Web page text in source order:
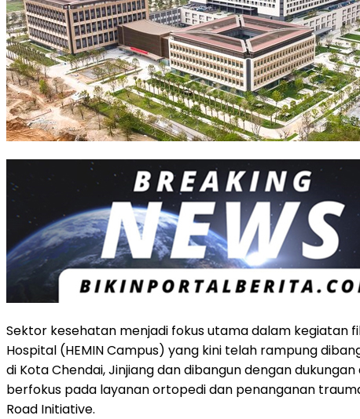
Sektor kesehatan menjadi fokus utama dalam kegiatan
Hospital (HEMIN Campus) yang kini telah rampung
di Kota Chendai, Jinjiang dan dibangun dengan
berfokus pada layanan ortopedi dan penanganan
Road Initiative.